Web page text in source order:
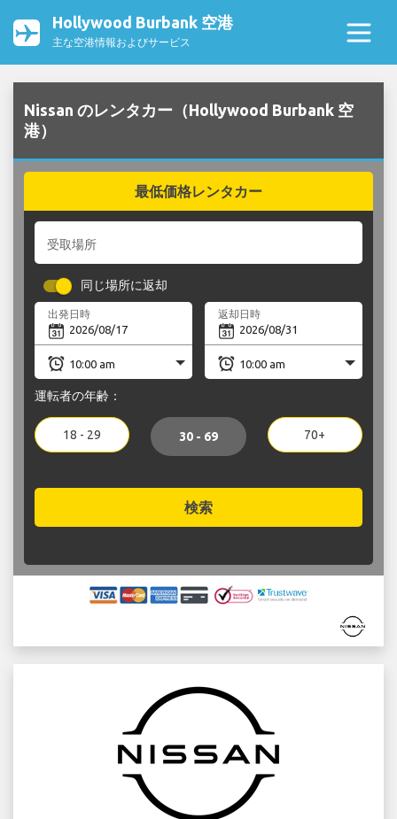
Hollywood Burbank 空港
主な空港情報およびサービス
Nissan のレンタカー（Hollywood Burbank 空
港）
最低価格レンタカー
受取場所
同じ場所に返却
出発日時 返却日時
運転者の年齢：
18 - 29 30 - 69 70+
検索